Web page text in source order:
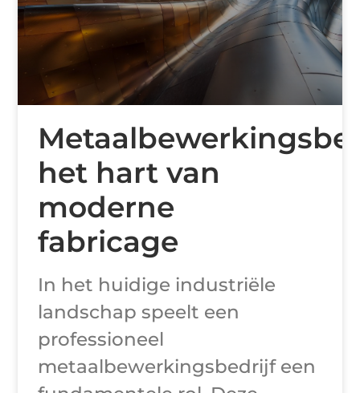
het hart van
moderne
fabricage
In het huidige industriële
landschap speelt een
professioneel
metaalbewerkingsbedrijf een